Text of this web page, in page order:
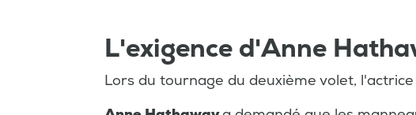
L'exigence d'Anne
Lors du tournage du deuxième volet,